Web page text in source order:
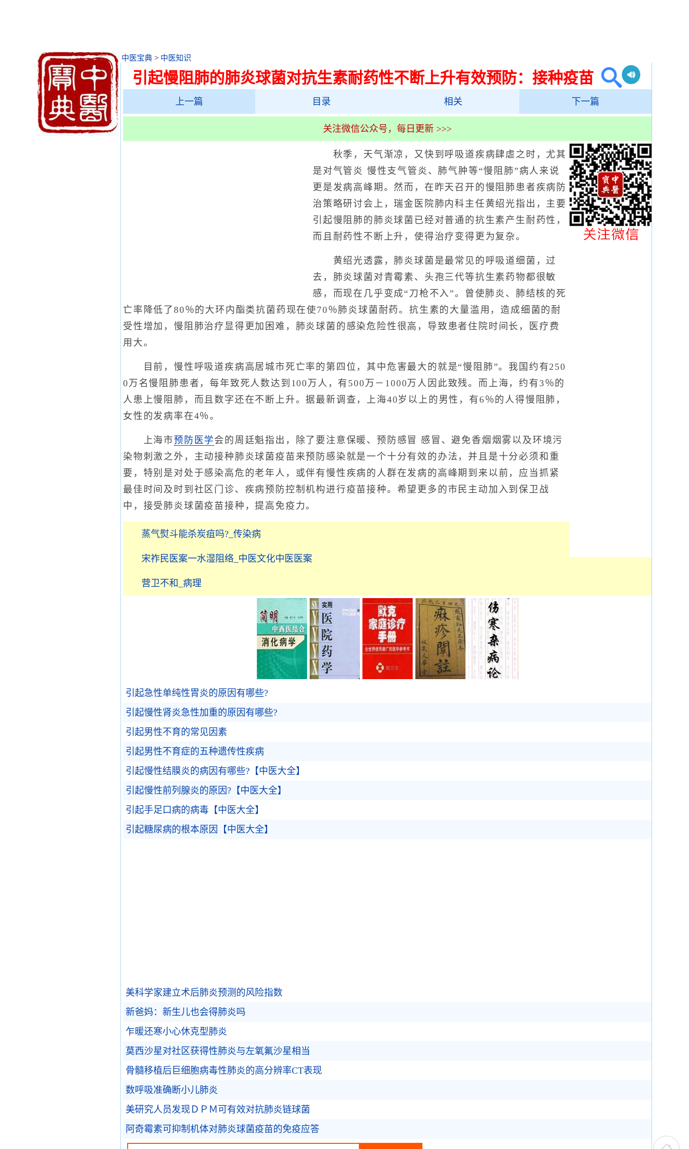
中医宝典 > 中医知识
引起慢阻肺的肺炎球菌对抗生素耐药性不断上升有效预防：接种疫苗
上一篇 目录 相关 下一篇
关注微信公众号，每日更新 >>>
秋季，天气渐凉，又快到呼吸道疾病肆虐之时，尤其
是对气管炎 慢性支气管炎、肺气肿等“慢阻肺”病人来说
更是发病高峰期。然而，在昨天召开的慢阻肺患者疾病防
治策略研讨会上，瑞金医院肺内科主任黄绍光指出，主要
引起慢阻肺的肺炎球菌已经对普通的抗生素产生耐药性，
而且耐药性不断上升，使得治疗变得更为复杂。
黄绍光透露，肺炎球菌是最常见的呼吸道细菌，过
去，肺炎球菌对青霉素、头孢三代等抗生素药物都很敏
感，而现在几乎变成“刀枪不入”。曾使肺炎、肺结核的死
亡率降低了80％的大环内酯类抗菌药现在使70％肺炎球菌耐药。抗生素的大量滥用，造成细菌的耐
受性增加，慢阻肺治疗显得更加困难，肺炎球菌的感染危险性很高，导致患者住院时间长，医疗费
用大。
目前，慢性呼吸道疾病高居城市死亡率的第四位，其中危害最大的就是“慢阻肺”。我国约有250
0万名慢阻肺患者，每年致死人数达到100万人，有500万－1000万人因此致残。而上海，约有3％的
人患上慢阻肺，而且数字还在不断上升。据最新调查，上海40岁以上的男性，有6％的人得慢阻肺，
女性的发病率在4％。
上海市预防医学 会的周廷魁指出，除了要注意保暖、预防感冒 感冒、避免香烟烟雾以及环境污
染物刺激之外，主动接种肺炎球菌疫苗来预防感染就是一个十分有效的办法，并且是十分必须和重
要，特别是对处于感染高危的老年人，或伴有慢性疾病的人群在发病的高峰期到来以前，应当抓紧
最佳时间及时到社区门诊、疾病预防控制机构进行疫苗接种。希望更多的市民主动加入到保卫战
中，接受肺炎球菌疫苗接种，提高免疫力。
蒸气熨斗能杀炭疽吗?_传染病
宋祚民医案一水湿阻络_中医文化中医医案
营卫不和_病理
引起急性单纯性胃炎的原因有哪些?
引起慢性肾炎急性加重的原因有哪些?
引起男性不育的常见因素
引起男性不育症的五种遗传性疾病
引起慢性结膜炎的病因有哪些?【中医大全】
引起慢性前列腺炎的原因?【中医大全】
引起手足口病的病毒【中医大全】
引起糖尿病的根本原因【中医大全】
美科学家建立术后肺炎预测的风险指数
新爸妈：新生儿也会得肺炎吗
乍暖还寒小心休克型肺炎
莫西沙星对社区获得性肺炎与左氧氟沙星相当
骨髓移植后巨细胞病毒性肺炎的高分辨率CT表现
数呼吸准确断小儿肺炎
美研究人员发现ＤＰＭ可有效对抗肺炎链球菌
阿奇霉素可抑制机体对肺炎球菌疫苗的免疫应答